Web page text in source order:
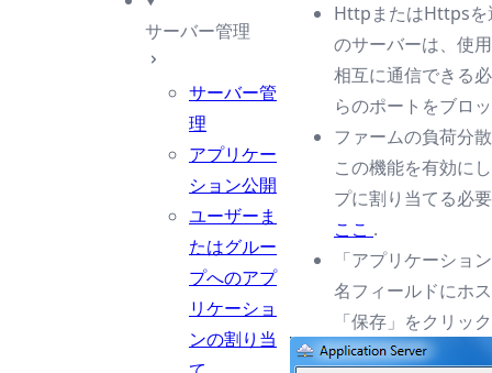
サーバー管理
サーバー管
理
アプリケー
ション公開
ユーザーま
たはグルー
プへのアプ
リケーショ
ンの割り当
HttpまたはHttpsを
のサーバーは、使
相互に通信できる
らのポートをブロ
ファームの負荷分
この機能を有効に
プに割り当てる必
ここ .
「アプリケーショ
名フィールドにホ
「保存」をクリッ